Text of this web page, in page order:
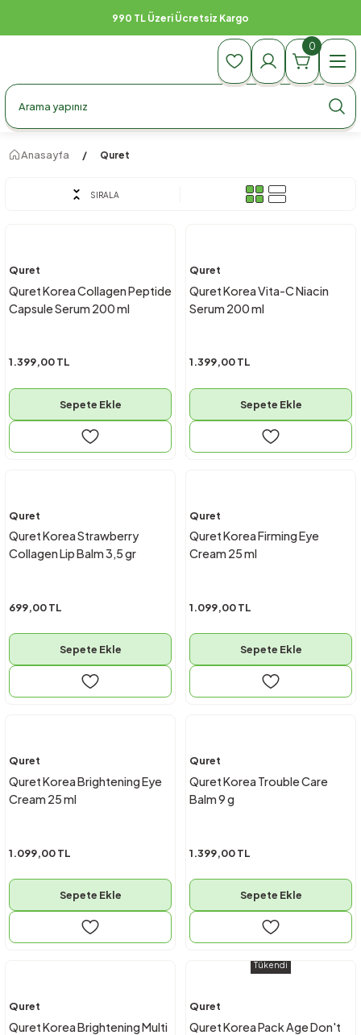
990 TL Üzeri Ücretsiz Kargo
0
Anasayfa Quret
SIRALA
Quret
Quret Korea Collagen Peptide
Capsule Serum 200 ml
1.399,00 TL
Sepete Ekle
Quret
Quret Korea Vita-C Niacin
Serum 200 ml
1.399,00 TL
Sepete Ekle
Quret
Quret Korea Strawberry
Collagen Lip Balm 3,5 gr
699,00 TL
Sepete Ekle
Quret
Quret Korea Firming Eye
Cream 25 ml
1.099,00 TL
Sepete Ekle
Quret
Quret Korea Brightening Eye
Cream 25 ml
1.099,00 TL
Sepete Ekle
Quret
Quret Korea Trouble Care
Balm 9 g
1.399,00 TL
Sepete Ekle
Quret
Quret Korea Brightening Multi
Tükendi
Quret
Quret Korea Pack Age Don't